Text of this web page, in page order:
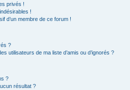
privés !
!
d’un membre de ce forum !
?
utilisateurs de ma liste d’amis ou d’ignorés ?
?
résultat ?